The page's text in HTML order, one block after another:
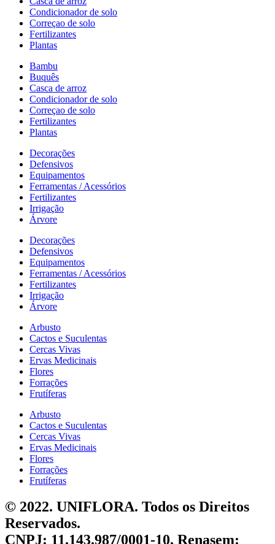
Condicionador de solo
Correçao de solo
Fertilizantes
Plantas
Bambu
Buquês
Casca de arroz
Condicionador de solo
Correçao de solo
Fertilizantes
Plantas
Decorações
Defensivos
Equipamentos
Ferramentas / Acessórios
Fertilizantes
Irrigação
Árvore
Decorações
Defensivos
Equipamentos
Ferramentas / Acessórios
Fertilizantes
Irrigação
Árvore
Arbusto
Cactos e Suculentas
Cercas Vivas
Ervas Medicinais
Flores
Forrações
Frutíferas
Arbusto
Cactos e Suculentas
Cercas Vivas
Ervas Medicinais
Flores
Forrações
Frutíferas
© 2022. UNIFLORA. Todos os Direitos
Reservados.
CNPJ: 11.143.987/0001-10, Renasem: